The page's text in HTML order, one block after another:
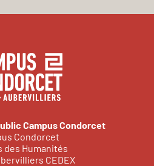
Campus Condorcet
Condorcet
des Humanités
CEDEX